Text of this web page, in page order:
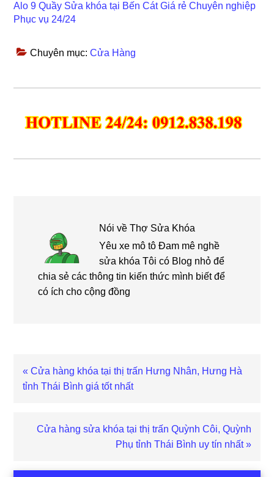
Alo 9 Quầy Sửa khóa tại Bến Cát Giá rẻ Chuyên nghiệp
Phục vụ 24/24
Chuyên mục:Cửa Hàng
Nói vềThợ Sửa Khóa
Yêu xe mô tô Đam mê nghề
sửa khóa Tôi có Blog nhỏ để
chia sẻ các thông tin kiến thức mình biết để
có ích cho cộng đồng
Bài
viết
« Cửa hàng khóa tại thị trấn Hưng Nhân, Hưng Hà
tỉnh Thái Bình giá tốt nhất
Bài
Cửa hàng sửa khóa tại thị trấn Quỳnh Côi, Quỳnh
Phụ tỉnh Thái Bình uy tín nhất »